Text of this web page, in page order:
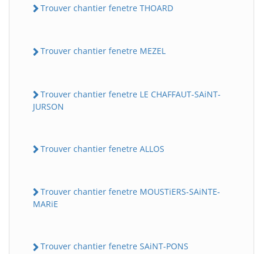
Trouver chantier fenetre THOARD
Trouver chantier fenetre MEZEL
Trouver chantier fenetre LE CHAFFAUT-SAiNT-
JURSON
Trouver chantier fenetre ALLOS
Trouver chantier fenetre MOUSTiERS-SAiNTE-
MARiE
Trouver chantier fenetre SAiNT-PONS